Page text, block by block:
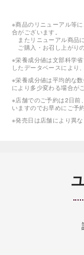
※商品のリニューアル等
合がございます。
またリニューアル商品
ご購入・お召し上がり
※栄養成分値は文部科学
したデータベースにより
※栄養成分値は平均的な
により多少変わる場合が
※店舗でのご予約は2日前
いますのでお早めにご予
※発売日は店舗により異な